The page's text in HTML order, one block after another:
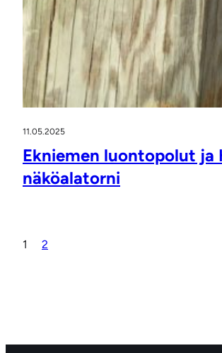
11.05.2025
Ekniemen luontopolut ja
näköalatorni
1 2